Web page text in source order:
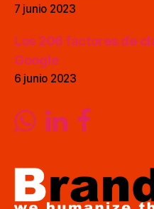
7 junio 2023
Los 206 factores de
Google
6 junio 2023